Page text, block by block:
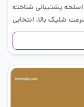
پشتیبانی شناخته
شلیک بالا، انتخابی